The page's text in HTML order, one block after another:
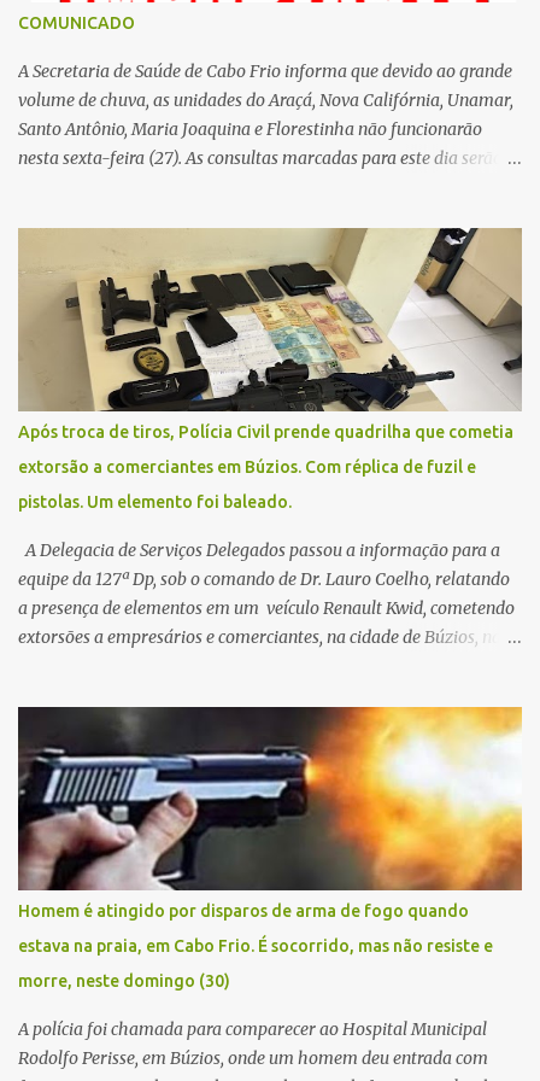
COMUNICADO
A Secretaria de Saúde de Cabo Frio informa que devido ao grande
volume de chuva, as unidades do Araçá, Nova Califórnia, Unamar,
Santo Antônio, Maria Joaquina e Florestinha não funcionarão
nesta sexta-feira (27). As consultas marcadas para este dia serão
Contamos com a compreensão de toda população, pois se trata de
uma situação climática que foge ao controle da administração
pública.
Após troca de tiros, Polícia Civil prende quadrilha que cometia
extorsão a comerciantes em Búzios. Com réplica de fuzil e
pistolas. Um elemento foi baleado.
A Delegacia de Serviços Delegados passou a informação para a
equipe da 127ª Dp, sob o comando de Dr. Lauro Coelho, relatando
a presença de elementos em um veículo Renault Kwid, cometendo
extorsões a empresários e comerciantes, na cidade de Búzios, na
fugir da cidade Buziana. Um dos detidos é policial civil e este foi
baleado na perna na troca de tiros . Na ocorrência, três armas,
pistolas e uma réplica de fuzil, foram apreendidas. O homem
baleado foi identificado como Claudio Bastos, conhecido no meio
político.
Homem é atingido por disparos de arma de fogo quando
estava na praia, em Cabo Frio. É socorrido, mas não resiste e
morre, neste domingo (30)
A polícia foi chamada para comparecer ao Hospital Municipal
Rodolfo Perisse, em Búzios, onde um homem deu entrada com